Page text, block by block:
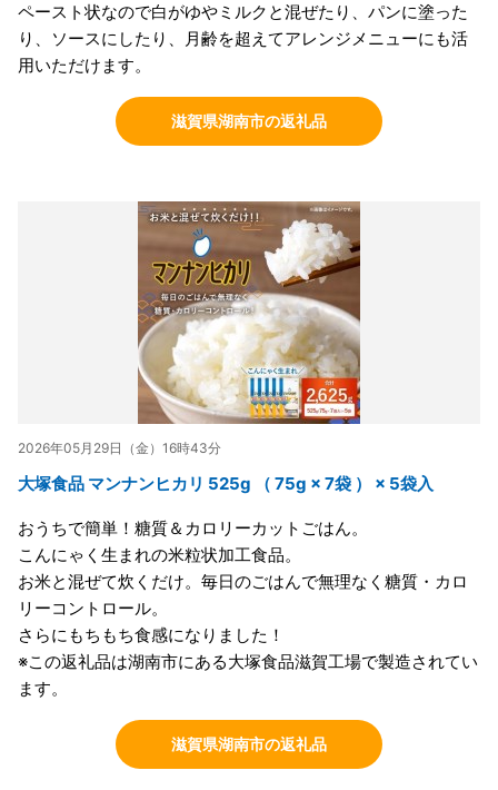
ペースト状なので白がゆやミルクと混ぜたり、パンに塗った
り、ソースにしたり、月齢を超えてアレンジメニューにも活
用いただけます。
滋賀県湖南市の返礼品
2026年05月29日（金）16時43分
大塚食品 マンナンヒカリ 525g （ 75g × 7袋 ） × 5袋入
おうちで簡単！糖質＆カロリーカットごはん。
こんにゃく生まれの米粒状加工食品。
お米と混ぜて炊くだけ。毎日のごはんで無理なく糖質・カロ
リーコントロール。
さらにもちもち食感になりました！
※この返礼品は湖南市にある大塚食品滋賀工場で製造されてい
ます。
滋賀県湖南市の返礼品